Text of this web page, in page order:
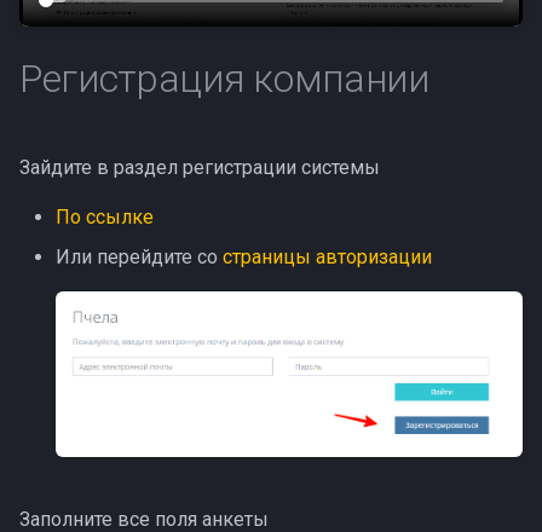
и
Заблокированный
Предсказуемость
Коррекция ролей
времени
Доработки октября
Доработки сентября
Заявки и планирование
Хотфиксы ноября
Регистрация компании
Зайдите в раздел регистрации системы
По ссылке
Или перейдите со страницы авторизации
Заполните все поля анкеты